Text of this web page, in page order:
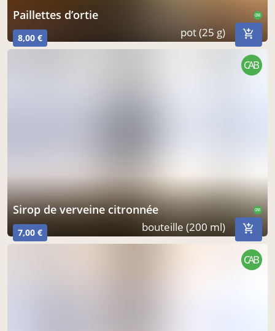
paillettes d’ortie CAB
8,00 € pot (25 g)
sirop de verveine citronnée CAB
7,00 € bouteille (200 ml)
CAB
CAB